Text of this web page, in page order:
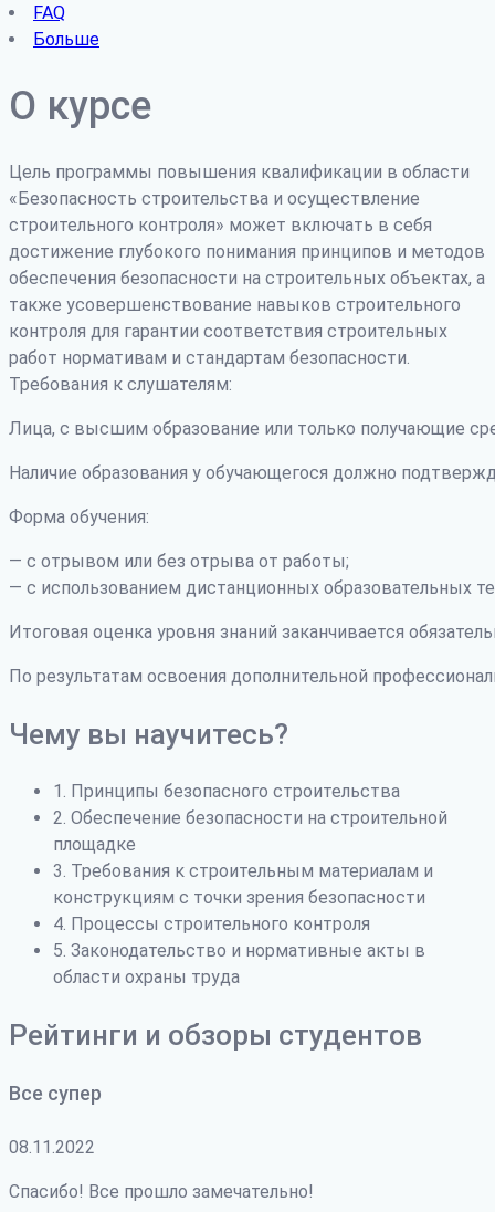
FAQ
Больше
О курсе
Цель программы повышения квалификации в области
«Безопасность строительства и осуществление
строительного контроля» может включать в себя
достижение глубокого понимания принципов и методов
обеспечения безопасности на строительных объектах, а
также усовершенствование навыков строительного
контроля для гарантии соответствия строительных
работ нормативам и стандартам безопасности.
Требования к слушателям:
Лица, с высшим образование или только получающие
Наличие образования у обучающегося должно
Форма обучения:
— с отрывом или без отрыва от работы;
— с использованием дистанционных образовательных
Итоговая оценка уровня знаний заканчивается
По результатам освоения дополнительной
Чему вы научитесь?
1. Принципы безопасного строительства
2. Обеспечение безопасности на строительной
площадке
3. Требования к строительным материалам и
конструкциям с точки зрения безопасности
4. Процессы строительного контроля
5. Законодательство и нормативные акты в
области охраны труда
Рейтинги и обзоры студентов
Все супер
08.11.2022
Спасибо! Все прошло замечательно!